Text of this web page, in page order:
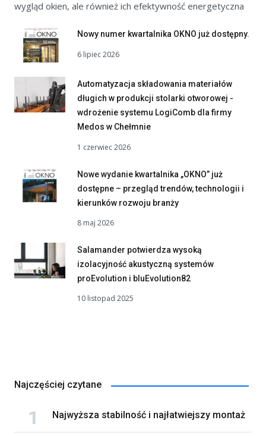
wygląd okien, ale również ich efektywność energetyczna
Nowy numer kwartalnika OKNO już dostępny.
6 lipiec 2026
Automatyzacja składowania materiałów
długich w produkcji stolarki otworowej -
wdrożenie systemu LogiComb dla firmy
Medos w Chełmnie
1 czerwiec 2026
Nowe wydanie kwartalnika „OKNO” już
dostępne – przegląd trendów, technologii i
kierunków rozwoju branży
8 maj 2026
Salamander potwierdza wysoką
izolacyjność akustyczną systemów
proEvolution i bluEvolution82
10 listopad 2025
Najczęściej czytane
Najwyższa stabilność i najłatwiejszy montaż